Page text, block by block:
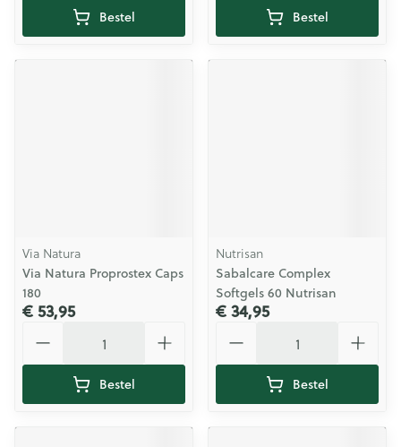
Bestel Bestel
Via Natura
Via Natura Proprostex Caps
180
€ 53,95
Bestel
Nutrisan
Sabalcare Complex
Softgels 60 Nutrisan
€ 34,95
Bestel